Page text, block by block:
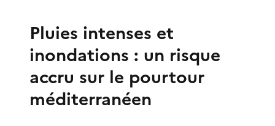
Pluies intenses et
inondations : un risque
accru sur le pourtour
méditerranéen